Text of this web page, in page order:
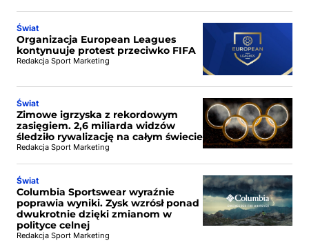
Świat
Organizacja European Leagues
kontynuuje protest przeciwko FIFA
Redakcja Sport Marketing
Świat
Zimowe igrzyska z rekordowym
zasięgiem. 2,6 miliarda widzów
śledziło rywalizację na całym świecie
Redakcja Sport Marketing
Świat
Columbia Sportswear wyraźnie
poprawia wyniki. Zysk wzrósł ponad
dwukrotnie dzięki zmianom w
polityce celnej
Redakcja Sport Marketing